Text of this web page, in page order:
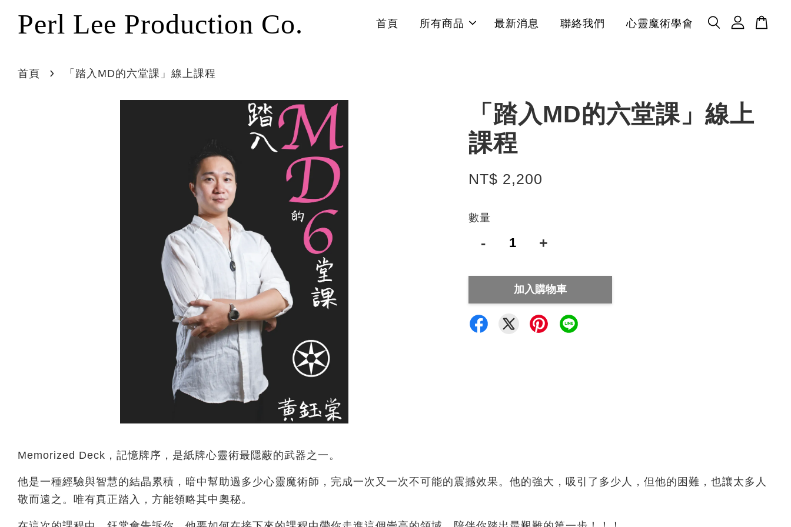
Perl Lee Production Co. 首頁 所有商品 最新消息 聯絡我們 心靈魔術學會
首頁 › 「踏入MD的六堂課」線上課程
「踏入MD的六堂課」線上
課程
NT$ 2,200
數量
- +
加入購物車
Memorized Deck，記憶牌序，是紙牌心靈術最隱蔽的武器之一。
他是一種經驗與智慧的結晶累積，暗中幫助過多少心靈魔術師，完成一次又一次不可能的震撼效果。他的強大，吸引了多少人，但他的困難，也讓太多人
敬而遠之。唯有真正踏入，方能領略其中奧秘。